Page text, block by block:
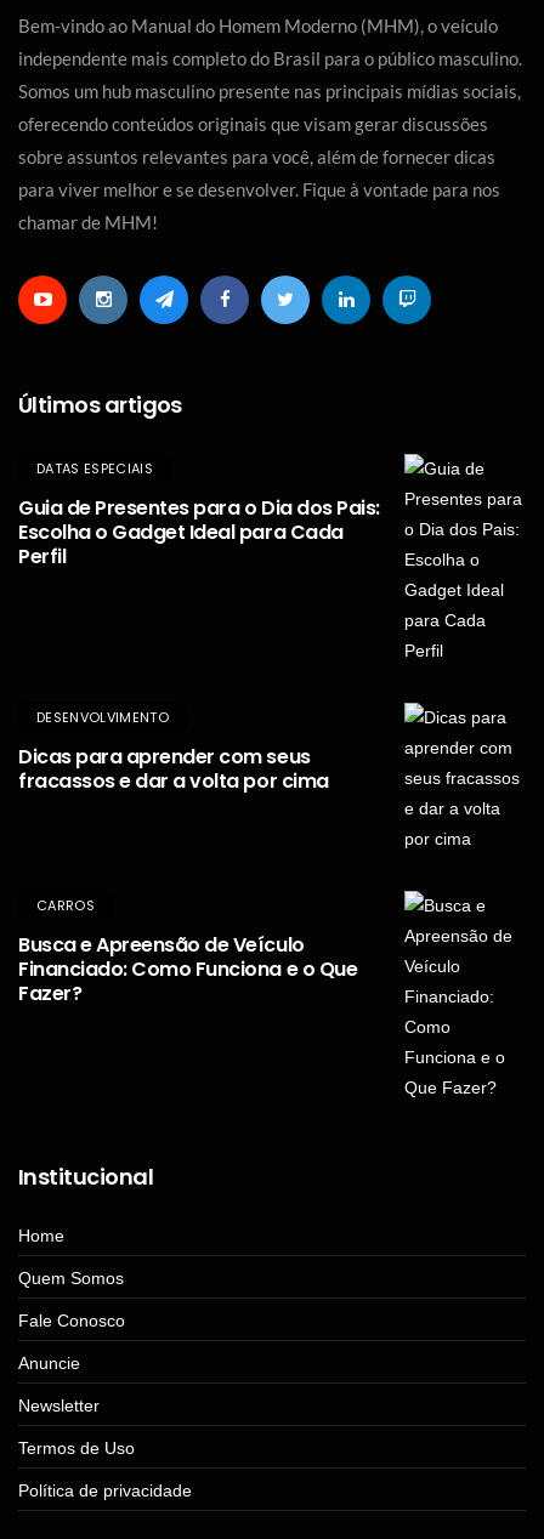
Bem-vindo ao Manual do Homem Moderno (MHM), o veículo
independente mais completo do Brasil para o público masculino.
Somos um hub masculino presente nas principais mídias sociais,
oferecendo conteúdos originais que visam gerar discussões
sobre assuntos relevantes para você, além de fornecer dicas
para viver melhor e se desenvolver. Fique à vontade para nos
chamar de MHM!
Últimos artigos
DATAS ESPECIAIS
Guia de Presentes para o Dia dos Pais:
Escolha o Gadget Ideal para Cada
Perfil
DESENVOLVIMENTO
Dicas para aprender com seus
fracassos e dar a volta por cima
CARROS
Busca e Apreensão de Veículo
Financiado: Como Funciona e o Que
Fazer?
Institucional
Home
Quem Somos
Fale Conosco
Anuncie
Newsletter
Termos de Uso
Política de privacidade